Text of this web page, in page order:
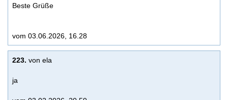
Beste Grüße
vom 03.06.2026, 16.28
223. von ela
ja